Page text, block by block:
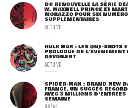
DC RENOUVELLE LA SÉRIE
W. MAXWELL PRINCE ET
MORAZZO POUR SIX
SUPPLÉMENTAIRES
ACTU VO
HULK WAR : LES ONE-SHOTS
PROLOGUE DE L'ÉVÈNEMENT
DÉVOILENT
ACTU VO
SPIDER-MAN : BRAND NEW
FRANCE, UN SUCCÈS
AVEC 3 MILLIONS D'ENTRÉES
SEMAINE